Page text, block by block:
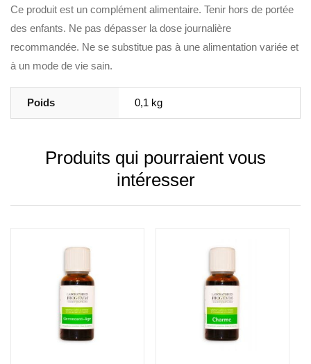
Ce produit est un complément alimentaire. Tenir hors de portée
des enfants. Ne pas dépasser la dose journalière
recommandée. Ne se substitue pas à une alimentation variée et
à un mode de vie sain.
Poids 0,1 kg
Produits qui pourraient vous
intéresser